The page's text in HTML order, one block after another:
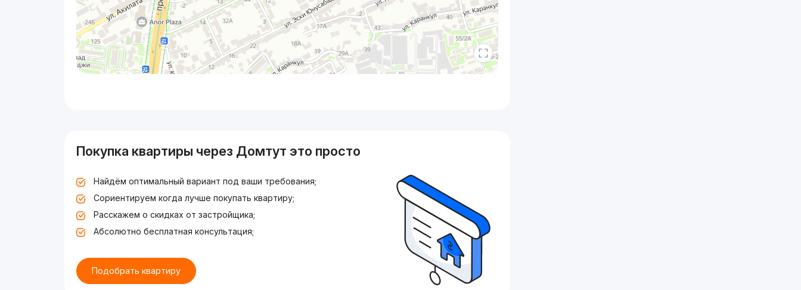
Покупка квартиры через Домтут это просто
Найдём оптимальный вариант под ваши требования;
Сориентируем когда лучше покупать квартиру;
Расскажем о скидках от застройщика;
Абсолютно бесплатная консультация;
Подобрать квартиру